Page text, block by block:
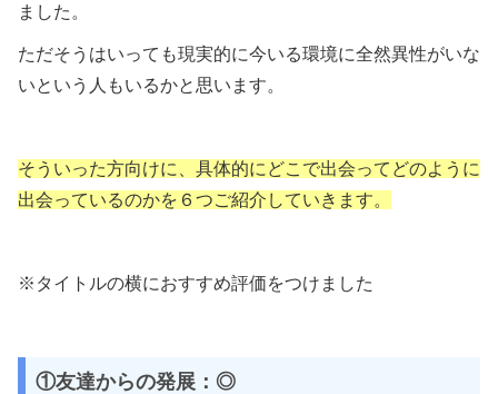
ました。
ただそうはいっても現実的に今いる環境に全然異性がいな
いという人もいるかと思います。
そういった方向けに、具体的にどこで出会ってどのように
出会っているのかを６つご紹介していきます。
※タイトルの横におすすめ評価をつけました
①友達からの発展：◎